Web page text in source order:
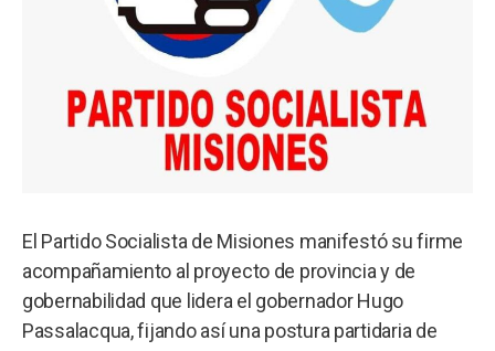
El Partido Socialista de Misiones manifestó su firme
acompañamiento al proyecto de provincia y de
gobernabilidad que lidera el gobernador Hugo
Passalacqua, fijando así una postura partidaria de